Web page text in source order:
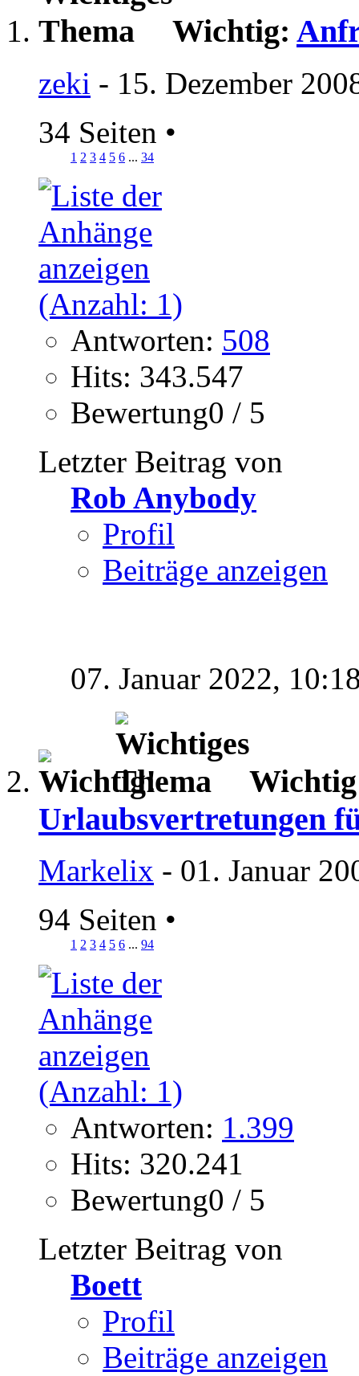
Wichtig:
zeki - 15. Dezember
34 Seiten •
1 2 3 4 5 6 ... 34
Antworten: 508
Hits: 343.547
Bewertung0 / 5
Letzter Beitrag von
Rob Anybody
Profil
Beiträge anzeigen
07. Januar 2022,
Urlaubsvertretungen
Markelix - 01. Januar
94 Seiten •
1 2 3 4 5 6 ... 94
Antworten: 1.399
Hits: 320.241
Bewertung0 / 5
Letzter Beitrag von
Boett
Profil
Beiträge anzeigen